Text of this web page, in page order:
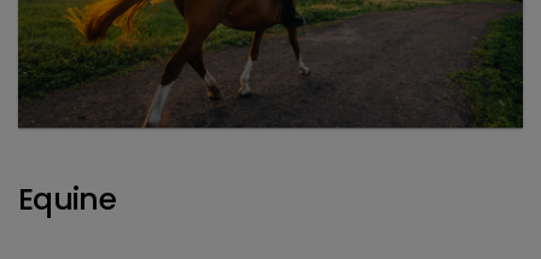
Equine